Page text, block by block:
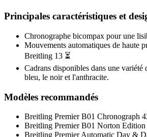
Principales caractéristiques et
Chronographe bicompax pour une
Mouvements automatiques de haute
Breitling 13 ⏳
Cadrans disponibles dans une variété
bleu, le noir et l'anthracite.
Modèles recommandés
Breitling Premier B01 Chronograph
Breitling Premier B01 Norton Edition
Breitling Premier Automatic Day &